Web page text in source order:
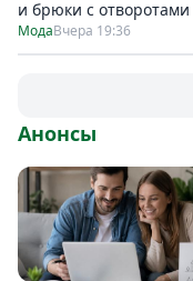
и брюки с отворотами
МодаВчера 19:36
Анонсы